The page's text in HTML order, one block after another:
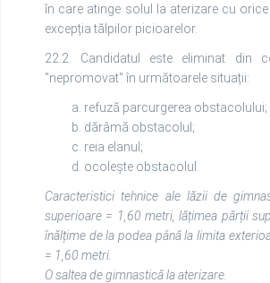
în care atinge solul la aterizare cu
excepția tălpilor picioarelor.
22.2. Candidatul este eliminat din
"nepromovat" în următoarele situații:
a. refuză parcurgerea obstacolului;
b. dărâmă obstacolul;
c. reia elanul;
d. ocolește obstacolul.
Caracteristici tehnice ale lăzii de
superioare = 1,60 metri, lățimea părții
înălțime de la podea până la limita
= 1,60 metri.
O saltea de gimnastică la aterizare.